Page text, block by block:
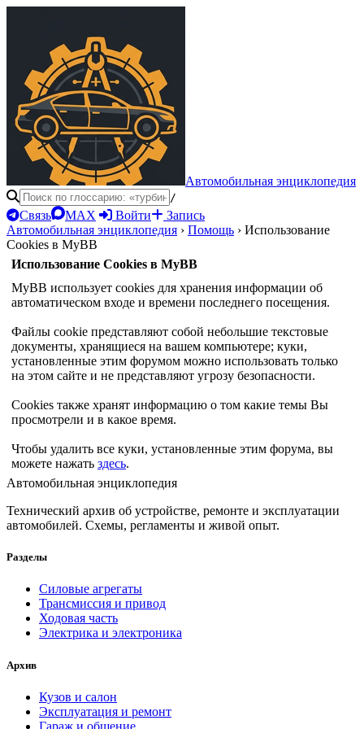
Автомобильная энциклопедия
/
Связь MAX Войти
Запись
Автомобильная энциклопедия › Помощь › Использование
Cookies в MyBB
Использование Cookies в MyBB
MyBB использует cookies для хранения информации об
автоматическом входе и времени последнего посещения.
Файлы cookie представляют собой небольшие текстовые
документы, хранящиеся на вашем компьютере; куки,
установленные этим форумом можно использовать только
на этом сайте и не представляют угрозу безопасности.
Cookies также хранят информацию о том какие темы Вы
просмотрели и в какое время.
Чтобы удалить все куки, установленные этим форума, вы
можете нажать здесь.
Автомобильная энциклопедия
Технический архив об устройстве, ремонте и эксплуатации
автомобилей. Схемы, регламенты и живой опыт.
Разделы
Силовые агрегаты
Трансмиссия и привод
Ходовая часть
Электрика и электроника
Архив
Кузов и салон
Эксплуатация и ремонт
Гараж и общение